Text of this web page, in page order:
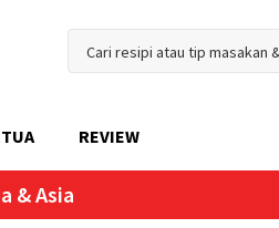
REVIEW
& Asia